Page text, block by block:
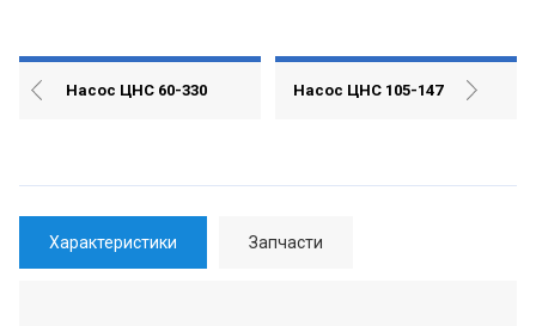
Насос ЦНС 60-330 Насос ЦНС 105-147
Характеристики Запчасти